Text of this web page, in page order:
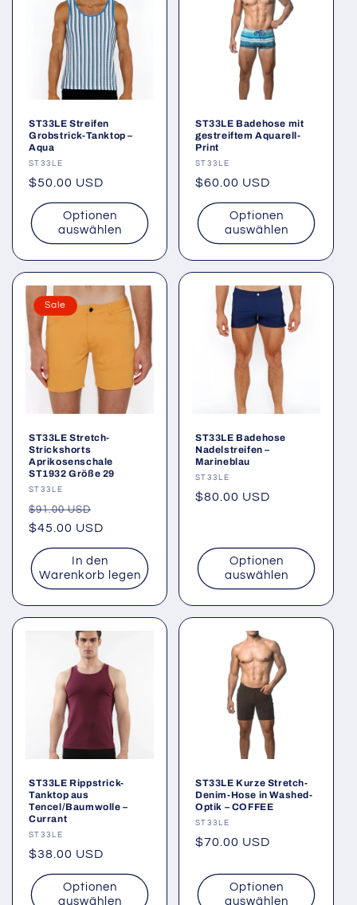
ST33LE Streifen
Grobstrick-Tanktop –
Aqua
Anbieter:
ST33LE
Normaler
Preis
$50.00 USD
Optionen
auswählen
ST33LE Badehose mit
gestreiftem Aquarell-
Print
Anbieter:
ST33LE
Normaler
Preis
$60.00 USD
Optionen
auswählen
Sale
ST33LE Stretch-
Strickshorts
Aprikosenschale
ST1932 Größe 29
Anbieter:
ST33LE
Normaler
Preis
$91.00 USD
$45.00 USD
In den
Warenkorb legen
ST33LE Badehose
Nadelstreifen –
Marineblau
Anbieter:
ST33LE
Normaler
$80.00 USD
Optionen
auswählen
ST33LE Rippstrick-
Tanktop aus
Tencel/Baumwolle –
Currant
Anbieter:
ST33LE
Normaler
Preis
$38.00 USD
Optionen
auswählen
ST33LE Kurze Stretch-
Denim-Hose in Washed-
Optik – COFFEE
Anbieter:
ST33LE
Normaler
$70.00 USD
Optionen
auswählen